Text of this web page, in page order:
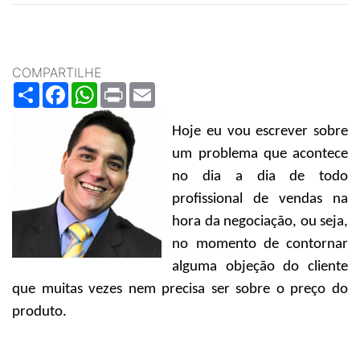
COMPARTILHE
ShareFacebookWhatsApp
Print
Hoje eu vou escrever sobre
um problema que acontece
no dia a dia de todo
profissional de vendas na
hora da negociação, ou seja,
no momento de contornar
alguma objeção do cliente
que muitas vezes nem precisa ser sobre o preço do
produto.